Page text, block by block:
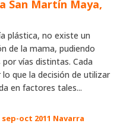
San Martín Maya,
plástica, no existe un
de la mama, pudiendo
vías distintas. Cada
que la decisión de utilizar
en factores tales...
sep-oct 2011 Navarra